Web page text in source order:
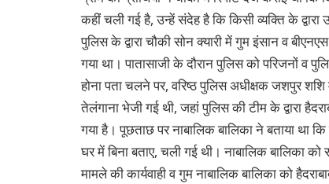
कहीं चली गई है, उन्हें संदेह है कि किसी व्यक्ति के
पुलिस के द्वारा चौकी सोन क्यारी में गुम इंसान व
गया था। पातासाजी के दौरान पुलिस को परिजनों व
होना पता चलने पर, वरिष्ठ पुलिस अधीक्षक जशपुर
तेलंगाना भेजी गई थी, जहां पुलिस की टीम के द्वारा
गया है। पूछताछ पर नाबालिक बालिका ने बताया था
घर में बिना बताए, चली गई थी। नाबालिक बालिका
मामले की कार्यवाही व गुम नाबालिक बालिका को